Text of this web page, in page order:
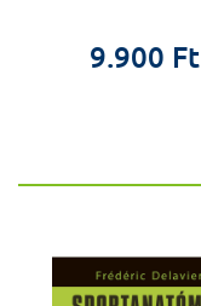
9.900 Ft